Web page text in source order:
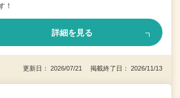
！
詳細を見る
更新日： 2026/07/21 掲載終了日： 2026/11/13